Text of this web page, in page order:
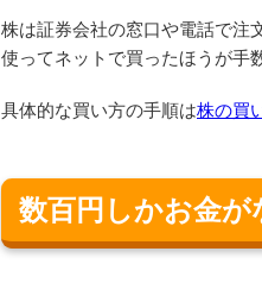
株は証券会社の窓口や電話で注
使ってネットで買ったほうが手
具体的な買い方の手順は株の買
数百円しかお金が